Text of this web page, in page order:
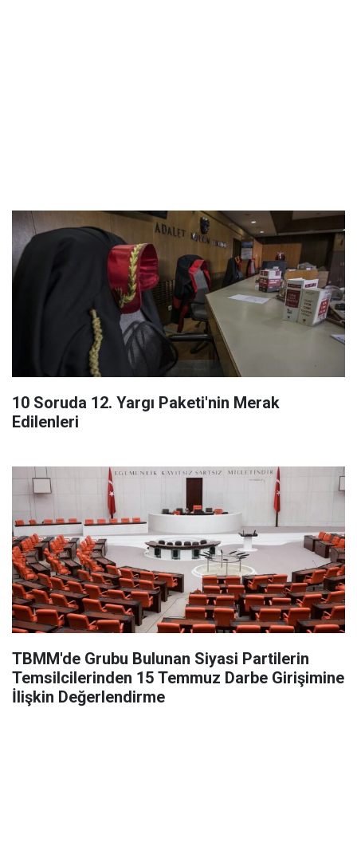
10 Soruda 12. Yargı Paketi'nin Merak
Edilenleri
TBMM'de Grubu Bulunan Siyasi Partilerin
Temsilcilerinden 15 Temmuz Darbe Girişimine
İlişkin Değerlendirme